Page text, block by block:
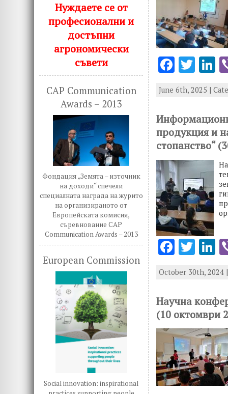
Нуждаете се от
професионални и
достъпни
агрономически
съвети
CAP Communication
Awards – 2013
Фондация „Земята – източник
на доходи“ спечели
специалната награда на журито
на организираното от
Европейската комисия,
съревнование CAP
Communication Awards – 2013
European Commission
Social innovation: inspirational
F
ac
e
b
o
o
k
T
w
it
te
r
k
e
n
June 6th, 2025 |
продукция и
стопанство“
F
ac
e
b
o
o
k
T
w
it
te
r
k
e
n
October 30th, 2024
Научна
(10 октомври